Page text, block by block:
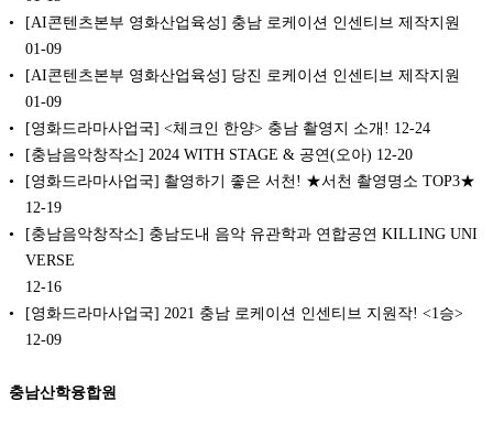
[AI콘텐츠본부 영화산업육성] 충남 로케이션 인센티브 제작지원
01-09
[AI콘텐츠본부 영화산업육성] 당진 로케이션 인센티브 제작지원
01-09
[영화드라마사업국] <체크인 한양> 충남 촬영지 소개! 12-24
[충남음악창작소] 2024 WITH STAGE & 공연(오아) 12-20
[영화드라마사업국] 촬영하기 좋은 서천! ★서천 촬영명소 TOP3★
12-19
[충남음악창작소] 충남도내 음악 유관학과 연합공연 KILLING UNI
VERSE
12-16
[영화드라마사업국] 2021 충남 로케이션 인센티브 지원작! <1승>
12-09
충남산학융합원